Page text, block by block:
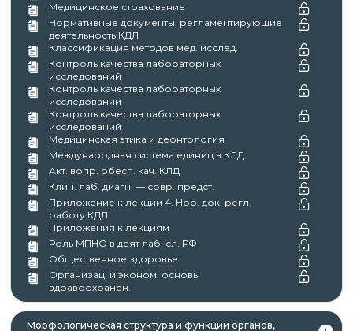
После успешного окончания обучения вы
получаете документы установленного образца в
соответствии с приобретённым курсом:
удостоверение о повышении
квалификации.
✓ Документы о пройденном обучении
регистрируются в системе ФИС ФРДО.
✓ Оригиналы документов направляет автор
курса.
Автор курса —ООО «Международный центр
инноваций и обучения»(МЦИО).
Медицинское страхование
Нормативные документы, регламентирующие
деятельность КДЛ
Классификация методов мед. исслед.
Контроль качества лабораторных
исследований
Контроль качества лабораторных
исследований
Контроль качества лабораторных
исследований
Медицинская этика и деонтология
Международная система единиц в КЛД
Акт. вопр. обесп. кач. КЛД
Клин. лаб. диагн. — совр. предст.
Приложение к лекции 4. Нор. док. регл.
работу КДЛ
Приложения к лекциям
Роль МПНО в деят лаб. сл. РФ
Общественное здоровье
Организац. и эконом. основы
здравоохранен.
Морфологическая структура и функции органов,